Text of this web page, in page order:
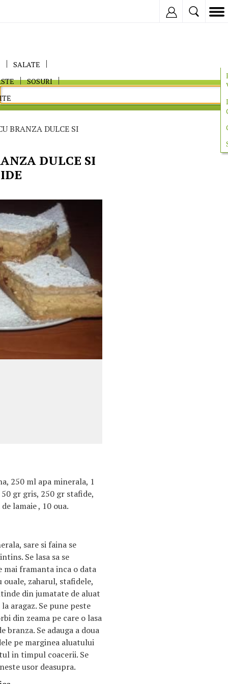
SALATE
SOSURI
BRANZA DULCE SI
DULCE SI
250 ml apa minerala, 1
gr gris, 250 gr stafide,
lamaie , 10 oua.
sare si faina se
Se lasa sa se
mai framanta inca o data
ouale, zaharul, stafidele,
din jumatate de aluat
aragaz. Se pune peste
din zeama pe care o lasa
branza. Se adauga a doua
pe marginea aluatului
in timpul coacerii. Se
usor deasupra.